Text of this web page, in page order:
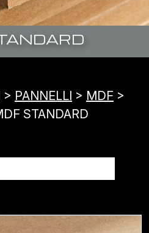
> PANNELLI > MDF >
STANDARD